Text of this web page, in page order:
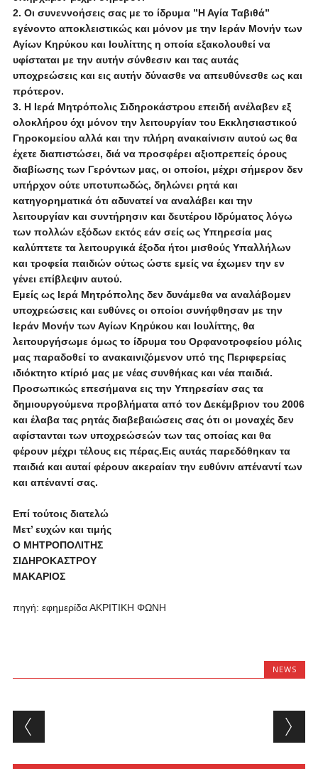
2. Οι συνεννοήσεις σας με το ίδρυμα ”Η Αγία Ταβιθά”
εγένοντο αποκλειστικώς και μόνον με την Ιεράν Μονήν των
Αγίων Κηρύκου και Ιουλίττης η οποία εξακολουθεί να
υφίσταται με την αυτήν σύνθεσιν και τας αυτάς
υποχρεώσεις και εις αυτήν δύνασθε να απευθύνεσθε ως και
πρότερον.
3. Η Ιερά Μητρόπολις Σιδηροκάστρου επειδή ανέλαβεν εξ
ολοκλήρου όχι μόνον την λειτουργίαν του Εκκλησιαστικού
Γηροκομείου αλλά και την πλήρη ανακαίνισιν αυτού ως θα
έχετε διαπιστώσει, διά να προσφέρει αξιοπρεπείς όρους
διαβίωσης των Γερόντων μας, οι οποίοι, μέχρι σήμερον δεν
υπήρχον ούτε υποτυπωδώς, δηλώνει ρητά και
κατηγορηματικά ότι αδυνατεί να αναλάβει και την
λειτουργίαν και συντήρησιν και δευτέρου Ιδρύματος λόγω
των πολλών εξόδων εκτός εάν σείς ως Υπηρεσία μας
καλύπτετε τα λειτουργικά έξοδα ήτοι μισθούς Υπαλλήλων
και τροφεία παιδιών ούτως ώστε εμείς να έχωμεν την εν
γένει επίβλεψιν αυτού.
Εμείς ως Ιερά Μητρόπολης δεν δυνάμεθα να αναλάβομεν
υποχρεώσεις και ευθύνες οι οποίοι συνήφθησαν με την
Ιεράν Μονήν των Αγίων Κηρύκου και Ιουλίττης, θα
λειτουργήσωμε όμως το ίδρυμα του Ορφανοτροφείου μόλις
μας παραδοθεί το ανακαινιζόμενον υπό της Περιφερείας
ιδιόκτητο κτίριό μας με νέας συνθήκας και νέα παιδιά.
Προσωπικώς επεσήμανα εις την Υπηρεσίαν σας τα
δημιουργούμενα προβλήματα από τον Δεκέμβριον του 2006
και έλαβα τας ρητάς διαβεβαιώσεις σας ότι οι μοναχές δεν
αφίστανται των υποχρεώσεών των τας οποίας και θα
φέρουν μέχρι τέλους εις πέρας.Εις αυτάς παρεδόθηκαν τα
παιδιά και αυταί φέρουν ακεραίαν την ευθύνιν απέναντί των
και απέναντί σας.
Επί τούτοις διατελώ
Μετ’ ευχών και τιμής
Ο ΜΗΤΡΟΠΟΛΙΤΗΣ
ΣΙΔΗΡΟΚΑΣΤΡΟΥ
ΜΑΚΑΡΙΟΣ
πηγή: εφημερίδα ΑΚΡΙΤΙΚΗ ΦΩΝΗ
NEWS
Post navigation